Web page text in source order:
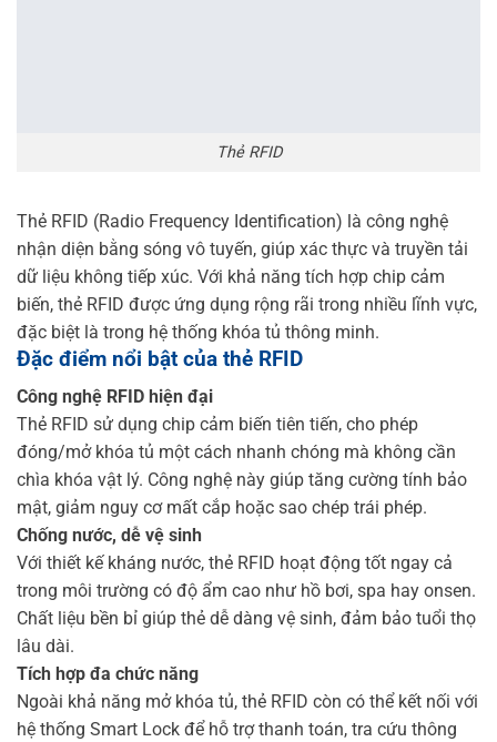
Thẻ RFID
Thẻ RFID (Radio Frequency Identification) là công nghệ
nhận diện bằng sóng vô tuyến, giúp xác thực và truyền tải
dữ liệu không tiếp xúc. Với khả năng tích hợp chip cảm
biến, thẻ RFID được ứng dụng rộng rãi trong nhiều lĩnh vực,
đặc biệt là trong hệ thống khóa tủ thông minh.
Đặc điểm nổi bật của thẻ RFID
Công nghệ RFID hiện đại
Thẻ RFID sử dụng chip cảm biến tiên tiến, cho phép
đóng/mở khóa tủ một cách nhanh chóng mà không cần
chìa khóa vật lý. Công nghệ này giúp tăng cường tính bảo
mật, giảm nguy cơ mất cắp hoặc sao chép trái phép.
Chống nước, dễ vệ sinh
Với thiết kế kháng nước, thẻ RFID hoạt động tốt ngay cả
trong môi trường có độ ẩm cao như hồ bơi, spa hay onsen.
Chất liệu bền bỉ giúp thẻ dễ dàng vệ sinh, đảm bảo tuổi thọ
lâu dài.
Tích hợp đa chức năng
Ngoài khả năng mở khóa tủ, thẻ RFID còn có thể kết nối với
hệ thống Smart Lock để hỗ trợ thanh toán, tra cứu thông